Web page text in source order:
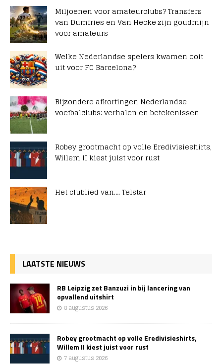
Miljoenen voor amateurclubs? Transfers
van Dumfries en Van Hecke zijn goudmijn
voor amateurs
Welke Nederlandse spelers kwamen ooit
uit voor FC Barcelona?
Bijzondere afkortingen Nederlandse
voetbalclubs: verhalen en betekenissen
Robey grootmacht op volle Eredivisieshirts,
Willem II kiest juist voor rust
Het clublied van…. Telstar
LAATSTE NIEUWS
RB Leipzig zet Banzuzi in bij lancering van
opvallend uitshirt
8 augustus 2026
Robey grootmacht op volle Eredivisieshirts,
Willem II kiest juist voor rust
7 augustus 2026